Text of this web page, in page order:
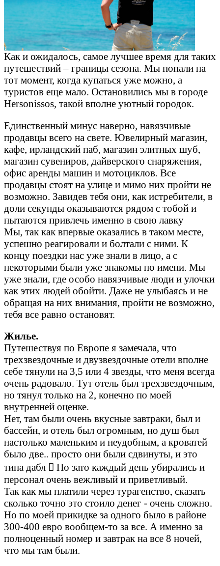
Как и ожидалось, самое лучшее время для таких
путешествий – границы сезона. Мы попали на
тот момент, когда купаться уже можно, а
туристов еще мало. Остановились мы в городе
Hersonissos, такой вполне уютный городок.
Единственный минус наверно, навязчивые
продавцы всего на свете. Ювелирный магазин,
кафе, ирландский паб, магазин элитных шуб,
магазин сувениров, дайверского снаряжения,
офис аренды машин и мотоциклов. Все
продавцы стоят на улице и мимо них пройти не
возможно. Завидев тебя они, как истребители, в
доли секунды оказываются рядом с тобой и
пытаются привлечь именно в свою лавку
Мы, так как впервые оказались в таком месте,
успешно реагировали и болтали с ними. К
концу поездки нас уже знали в лицо, а с
некоторыми были уже знакомы по имени. Мы
уже знали, где особо навязчивые люди и улочки
как этих людей обойти. Даже не улыбаясь и не
обращая на них внимания, пройти не возможно,
тебя все равно остановят.
Жилье.
Путешествуя по Европе я замечала, что
трехзвездочные и двузвездочные отели вполне
себе тянули на 3,5 или 4 звезды, что меня всегда
очень радовало. Тут отель был трехзвездочным,
но тянул только на 2, конечно по моей
внутренней оценке.
Нет, там были очень вкусные завтраки, был и
бассейн, и отель был огромным, но душ был
настолько маленьким и неудобным, а кроватей
было две.. просто они были сдвинуты, и это
типа дабл  Но зато каждый день убирались и
персонал очень вежливый и приветливый.
Так как мы платили через турагенство, сказать
сколько точно это стоило денег - очень сложно.
Но по моей прикидке за одного было в районе
300-400 евро вообщем-то за все. А именно за
полноценный номер и завтрак на все 8 ночей,
что мы там были.